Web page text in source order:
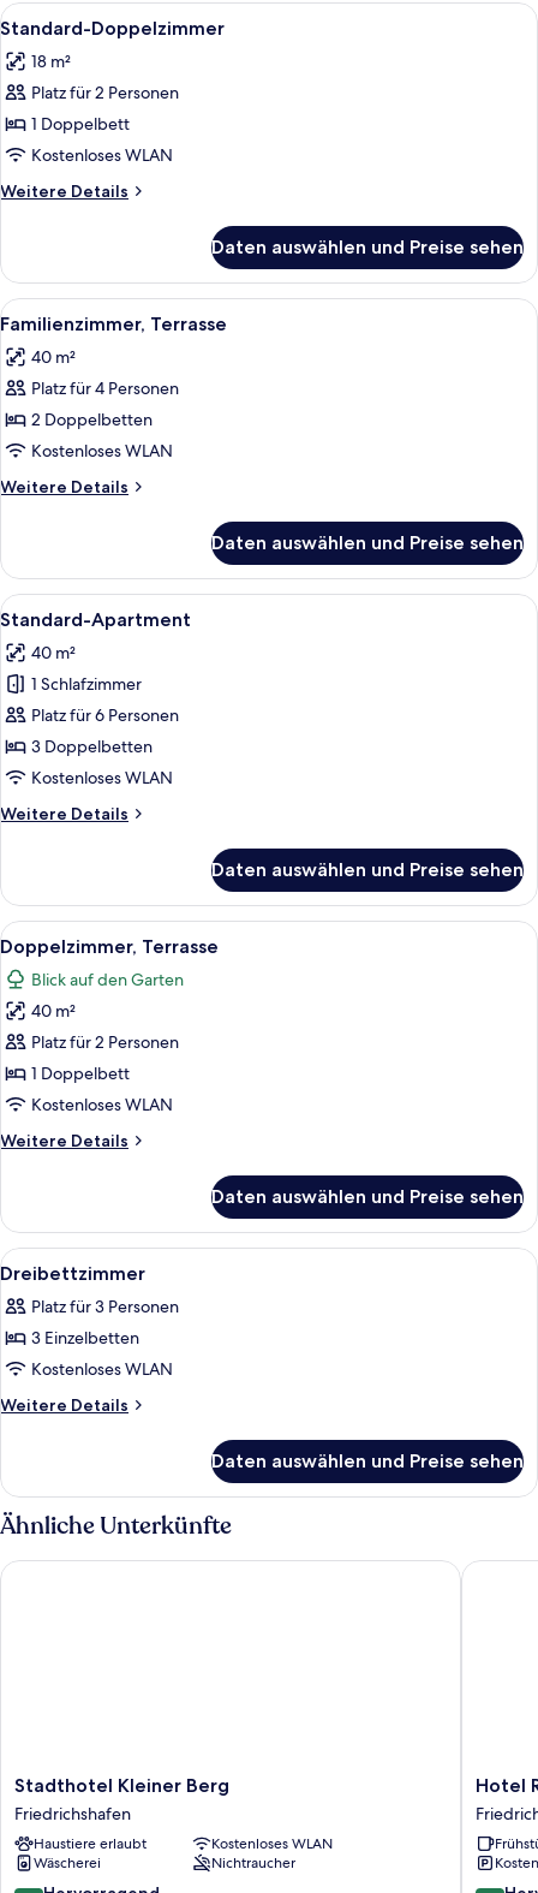
Alle
Fotos
für
Standard-
Doppelzimmer
anzeigen
Standard-Doppelzimmer |
9
Standard-Doppelzimmer
18 m²
Platz für 2 Personen
1 Doppelbett
Kostenloses WLAN
Weitere Details
Weitere
Doppelzimmer
Daten auswählen und Preise sehen
Alle
Fotos
für
Familienzimmer,
Terrasse
anzeigen
Familienzimmer, Terrasse |
11
Familienzimmer, Terrasse
40 m²
Platz für 4 Personen
2 Doppelbetten
Kostenloses WLAN
Weitere Details
Weitere
Terrasse
Daten auswählen und Preise sehen
Alle
Fotos
für
Standard-
Apartment
anzeigen
Standard-Apartment | Schreibtisch,
5
Standard-Apartment
40 m²
1 Schlafzimmer
Platz für 6 Personen
3 Doppelbetten
Kostenloses WLAN
Weitere Details
Weitere
Apartment
Daten auswählen und Preise sehen
Alle
Fotos
für
Doppelzimmer,
Terrasse
anzeigen
Doppelzimmer, Terrasse |
9
Doppelzimmer, Terrasse
Blick auf den Garten
40 m²
Platz für 2 Personen
1 Doppelbett
Kostenloses WLAN
Weitere Details
Weitere
Terrasse
Daten auswählen und Preise sehen
Alle
Fotos
für
Dreibettzimmer
anzeigen
Schreibtisch, kostenlose
3
Dreibettzimmer
Platz für 3 Personen
3 Einzelbetten
Kostenloses WLAN
Weitere Details
Weitere
Daten auswählen und Preise sehen
Ähnliche Unterkünfte
Stadthotel
Kleiner
Berg
Friedrichshafen
Stadthotel Kleiner Berg
Friedrichshafen
Haustiere erlaubt
Kostenloses WLAN
Wäscherei
Nichtraucher
Stadthotel Kleiner Berg
Hotel
Hotel
Hotel